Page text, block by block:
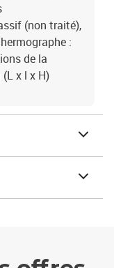
(non traité),
:
de la
x l x H)